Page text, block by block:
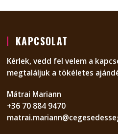
KAPCSOLAT
Kérlek, vedd fel velem a
megtaláljuk a tökéletes
Mátrai Mariann
+36 70 884 9470